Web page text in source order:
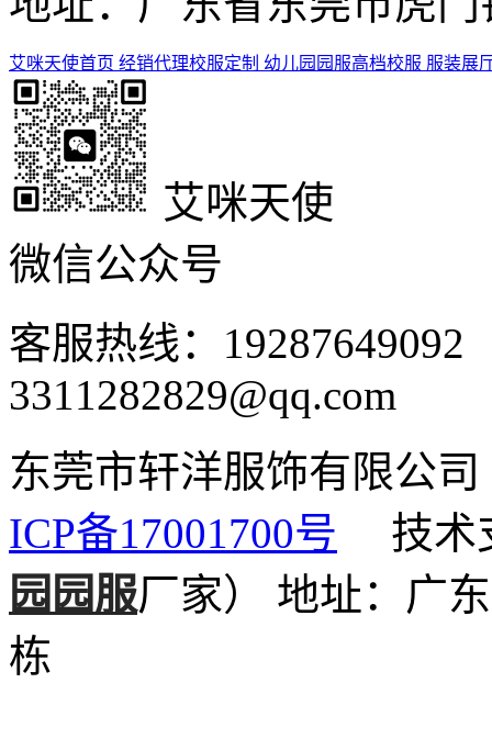
艾咪天使首页 经销代理校服定制 幼儿园园服高档校服 服装展
艾咪天使
微信公众号
客服热线：
3311282829@qq.com
东莞市轩洋服饰有限
ICP备17001700号 技术
园园服厂家） 地址：广
栋